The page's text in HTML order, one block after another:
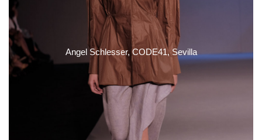
Angel Schlesser, CODE41, Sevilla